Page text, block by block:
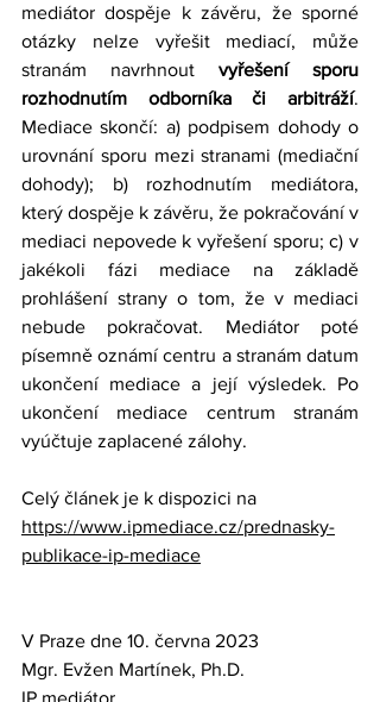
mediátor dospěje k závěru, že sporné
otázky nelze vyřešit mediací, může
stranám navrhnout vyřešení sporu
rozhodnutím odborníka či arbitráží.
Mediace skončí: a) podpisem dohody o
urovnání sporu mezi stranami (mediační
dohody); b) rozhodnutím mediátora,
který dospěje k závěru, že pokračování v
mediaci nepovede k vyřešení sporu; c) v
jakékoli fázi mediace na základě
prohlášení strany o tom, že v mediaci
nebude pokračovat. Mediátor poté
písemně oznámí centru a stranám datum
ukončení mediace a její výsledek. Po
ukončení mediace centrum stranám
vyúčtuje zaplacené zálohy.
Celý článek je k dispozici na
https://www.ipmediace.cz/prednasky-
publikace-ip-mediace
V Praze dne 10. června 2023
Mgr. Evžen Martínek, Ph.D.
IP mediátor